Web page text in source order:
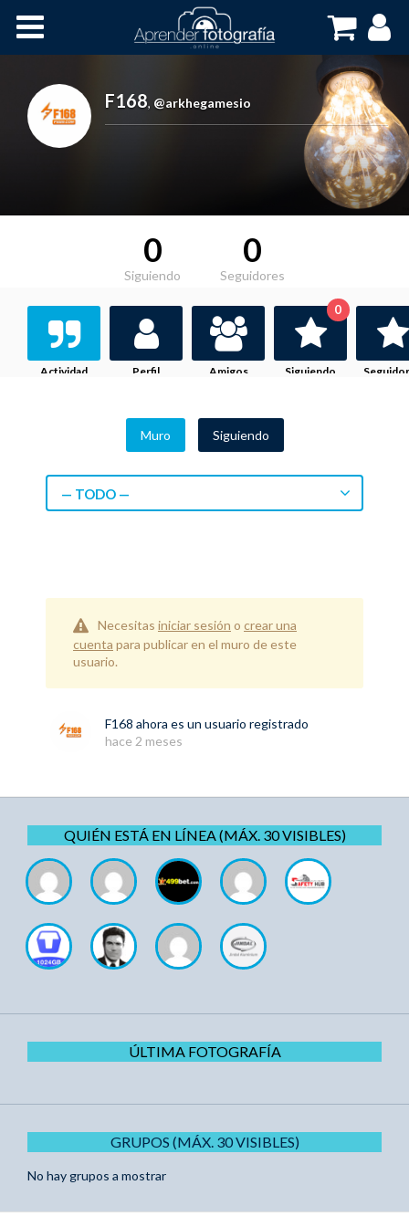
Cursos OnLine
F168, @arkhegamesio
0
Siguiendo
0
Seguidores
Actividad Perfil Amigos Siguiendo
0
Muro Siguiendo
— TODO —
Necesitas iniciar sesión o crear una
cuenta para publicar en el muro de este
usuario.
F168 ahora es un usuario registrado
hace 2 meses
QUIÉN ESTÁ EN LÍNEA (MÁX. 30 VISIBLES)
ÚLTIMA FOTOGRAFÍA
GRUPOS (MÁX. 30 VISIBLES)
No hay grupos a mostrar